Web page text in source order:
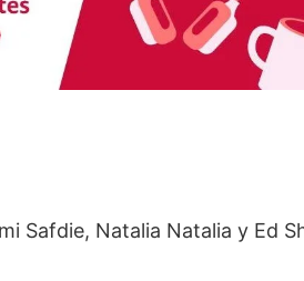
Safdie, Natalia Natalia y Ed